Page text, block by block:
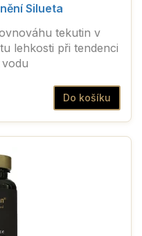
Silueta
tekutin v
lehkosti při tendenci
Do košíku